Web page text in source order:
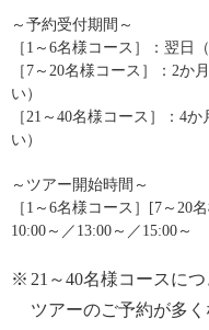
～予約受付期間～
［1～6名様コース］：翌日
［7～20名様コース］：2か
い）
［21～40名様コース］：4
い）
～ツアー開始時間～
［1～6名様コース］[7～20
10:00～／13:00～／15:00～
※ 21～40名様コースに
ツアーのご予約が多く